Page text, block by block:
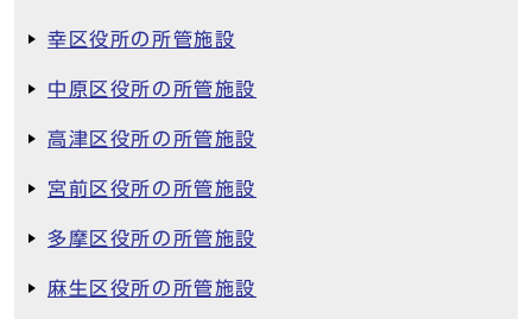
幸区役所の所管施設
中原区役所の所管施設
高津区役所の所管施設
宮前区役所の所管施設
多摩区役所の所管施設
麻生区役所の所管施設